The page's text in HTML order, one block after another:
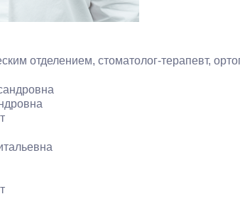
отделением, стоматолог-терапевт,